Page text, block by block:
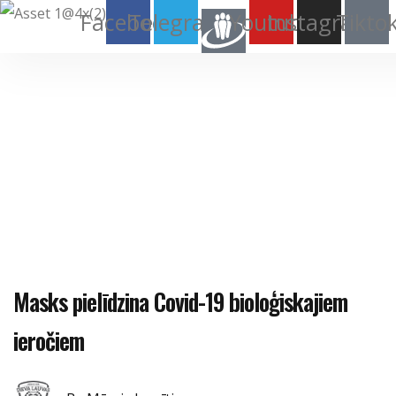
FacebookTelegramYoutube
Instagram
Masks pielīdzina Covid-19 bioloģiskajiem
ieročiem